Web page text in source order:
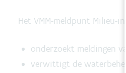
Het VMM-meldpunt Milieu-
onderzoekt meldingen
verwittigt de